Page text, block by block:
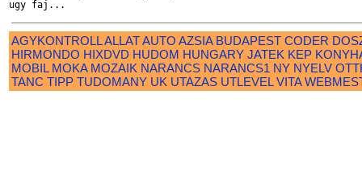
AGYKONTROLLALLATAUTO AZSIA BUDAPEST CODER
HIRMONDO HIXDVD HUDOM HUNGARY JATEK KEP
MOBIL MOKA MOZAIK NARANCS NARANCS1 NY NYELV
TANC TIPP TUDOMANY UK UTAZAS UTLEVEL VITA